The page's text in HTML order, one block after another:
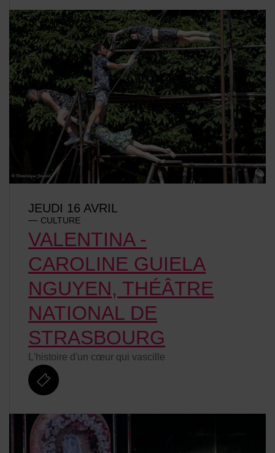
VALENTINA -
CAROLINE GUIELA
NGUYEN, THÉÂTRE
NATIONAL DE
STRASBOURG
JEUDI 16 AVRIL
CULTURE
L'histoire d'un cœur qui vascille
billetterie